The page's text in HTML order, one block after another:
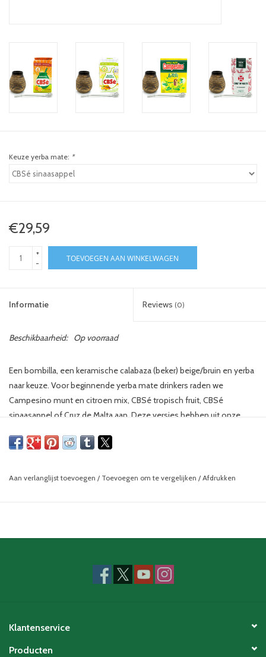
Keuze yerba mate: *
€29,59
+
-
TOEVOEGEN AAN WINKELWAGEN
Informatie Reviews (0)
Beschikbaarheid: Op voorraad
Een bombilla, een keramische calabaza (beker) beige/bruin en yerba
naar keuze. Voor beginnende yerba mate drinkers raden we
Campesino munt en citroen mix, CBSé tropisch fruit, CBSé
sinaasappel of Cruz de Malta aan. Deze versies hebben uit onze
smaak te wennen. Beetje bij beetje word je op die manier de
Aan verlanglijst toevoegen / Toevoegen om te vergelijken / Afdrukken
Klantenservice
Producten